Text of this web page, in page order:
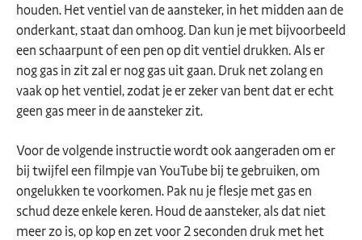
houden. Het ventiel van de aansteker, in het midden aan de
onderkant, staat dan omhoog. Dan kun je met bijvoorbeeld
een schaarpunt of een pen op dit ventiel drukken. Als er
nog gas in zit zal er nog gas uit gaan. Druk net zolang en
vaak op het ventiel, zodat je er zeker van bent dat er echt
geen gas meer in de aansteker zit.
Voor de volgende instructie wordt ook aangeraden om er
bij twijfel een filmpje van YouTube bij te gebruiken, om
ongelukken te voorkomen. Pak nu je flesje met gas en
schud deze enkele keren. Houd de aansteker, als dat niet
meer zo is, op kop en zet voor 2 seconden druk met het